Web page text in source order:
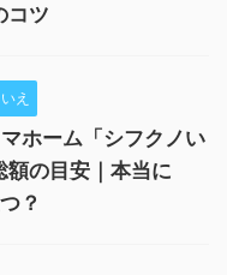
コツ
え
ホーム「シフクノい
額の目安｜本当に
？